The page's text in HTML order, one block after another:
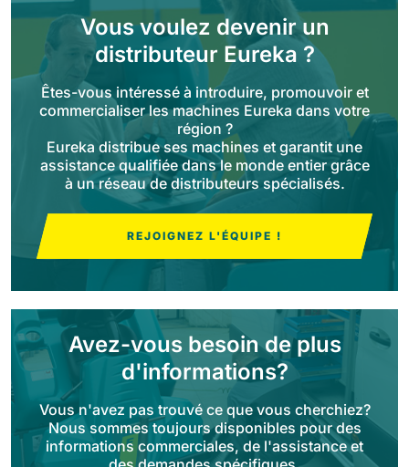
E81
810 mm 3645 m²/h
Autolaveuses autoportées
E65
650 mm 3900 m²/h
760 mm 4560 m²/h
830 mm 4980 m²/h
E85
Magnum
1570 mm 18840 m²/h
Bull 200
2100 mm 29400 m²/h
Vous voulez devenir un
distributeur Eureka ?
Êtes-vous intéressé à introduire, promouvoir et
commercialiser les machines Eureka dans votre
région ?
Eureka distribue ses machines et garantit une
assistance qualifiée dans le monde entier grâce
à un réseau de distributeurs spécialisés.
REJOIGNEZ L'ÉQUIPE !
Avez-vous besoin de plus
d'informations?
Vous n'avez pas trouvé ce que vous cherchiez?
Nous sommes toujours disponibles pour des
informations commerciales, de l'assistance et